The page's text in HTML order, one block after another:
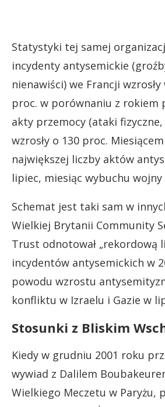
Statystyki tej samej
incydenty antysemickie
nienawiści) we Francji wzrosły
proc. w porównaniu z rokiem
akty przemocy (ataki
wzrosły o 130 proc.
największej liczby aktów
lipiec, miesiąc wybuchu wojny
Schemat jest taki sam w
Wielkiej Brytanii Community
Trust odnotował „rekordową
incydentów antysemickich w
powodu wzrostu
konfliktu w Izraelu i Gazie w
Stosunki z Bliskim
Kiedy w grudniu 2001 roku
wywiad z Dalilem
Wielkiego Meczetu w Paryżu,